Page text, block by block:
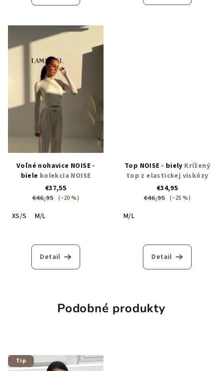
Voľné nohavice NOISE -
biele kolekcia NOISE
€37,55
€46,95 (–20 %)
XS/S M/L
Detail
Top NOISE - biely Krížený
top z elastickej viskózy
€34,95
€46,95 (–25 %)
M/L
Detail
Podobné produkty
Tip